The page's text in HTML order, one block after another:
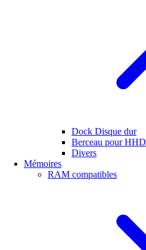
Dock Disque dur
Berceau pour HHD
Divers
Mémoires
RAM compatibles